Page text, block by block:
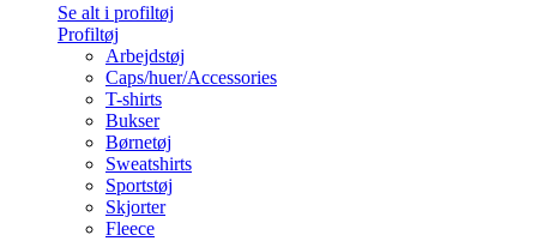
Se alt i profiltøj
Profiltøj
Arbejdstøj
Caps/huer/Accessories
T-shirts
Bukser
Børnetøj
Sweatshirts
Sportstøj
Skjorter
Fleece